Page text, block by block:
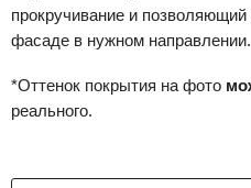
прокручивание и
фасаде в нужном направлении.
*Оттенок покрытия на фото
реального.